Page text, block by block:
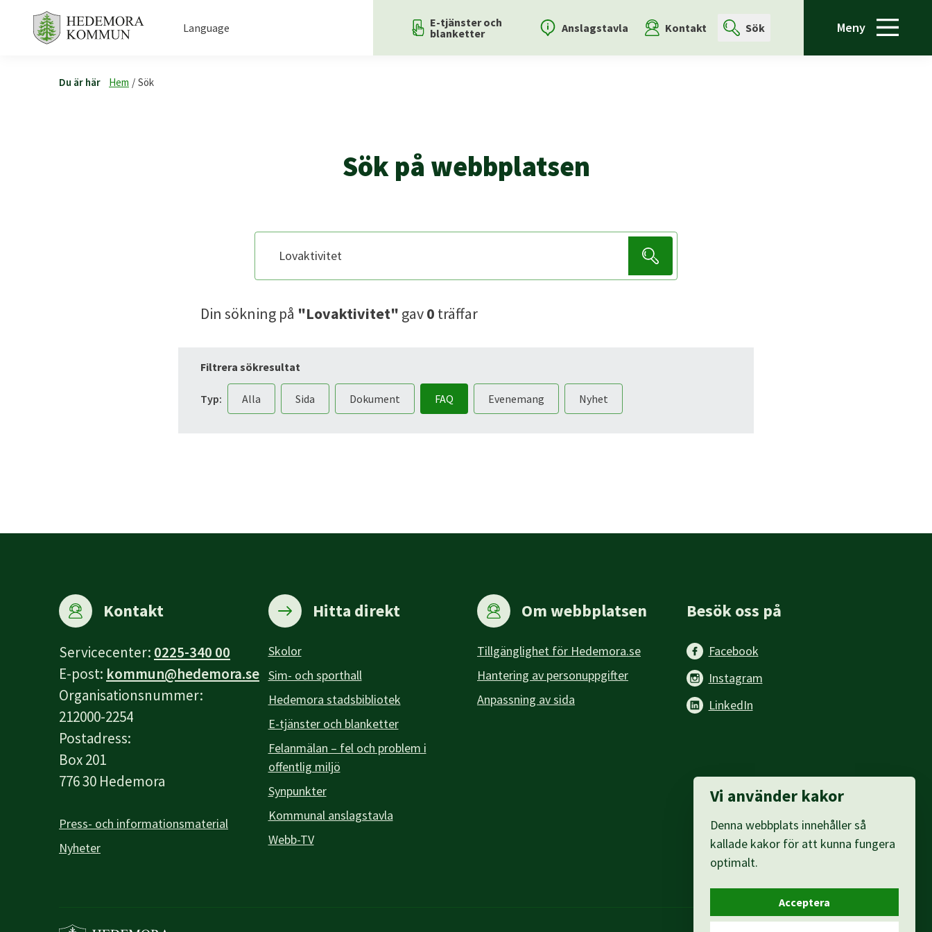
Language
E-tjänster och
blanketter
Anslagstavla Kontakt Sök Meny
Du är här Hem / Sök
Sök på webbplatsen
Din sökning på "Lovaktivitet" gav0 träffar
Filtrera sökresultat
Typ: Alla Sida Dokument FAQ Evenemang Nyhet
Kontakt
Servicecenter: 0225-340 00
E-post: kommun@hedemora.se
Organisationsnummer:
212000-2254
Postadress:
Box 201
776 30 Hedemora
Press- och informationsmaterial
Nyheter
Hitta direkt
Skolor
Sim- och sporthall
Hedemora stadsbibliotek
E-tjänster och blanketter
Felanmälan – fel och problem i
offentlig miljö
Synpunkter
Kommunal anslagstavla
Webb-TV
Om webbplatsen
Tillgänglighet för Hedemora.se
Hantering av personuppgifter
Anpassning av sida
Besök oss på
Facebook
Instagram
LinkedIn
Vi använder kakor
Denna webbplats innehåller så
kallade kakor för att kunna fungera
optimalt.
Acceptera